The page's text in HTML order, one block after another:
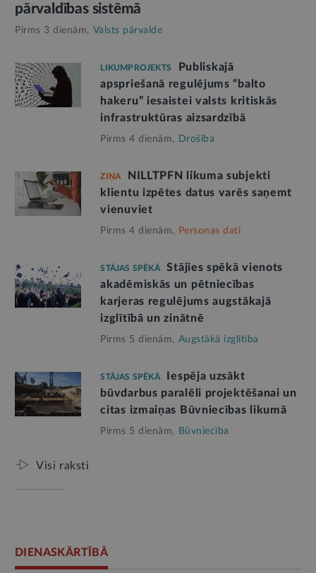
pārvaldības sistēmā
Pirms 3 dienām, Valsts pārvalde
LIKUMPROJEKTS
Publiskajā
apspriešanā regulējums “balto
hakeru” iesaistei valsts kritiskās
infrastruktūras aizsardzībā
Pirms 4 dienām, Drošība
ZIŅA
NILLTPFN likuma subjekti
klientu izpētes datus varēs saņemt
vienuviet
Pirms 4 dienām, Personas dati
STĀJAS SPĒKĀ
Stājies spēkā vienots
akadēmiskās un pētniecības
karjeras regulējums augstākajā
izglītībā un zinātnē
Pirms 5 dienām, Augstākā izglītība
STĀJAS SPĒKĀ
Iespēja uzsākt
būvdarbus paralēli projektēšanai un
citas izmaiņas Būvniecības likumā
Pirms 5 dienām, Būvniecība
Visi raksti
DIENASKĀRTĪBĀ